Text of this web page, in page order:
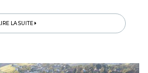
LIRE LA SUITE